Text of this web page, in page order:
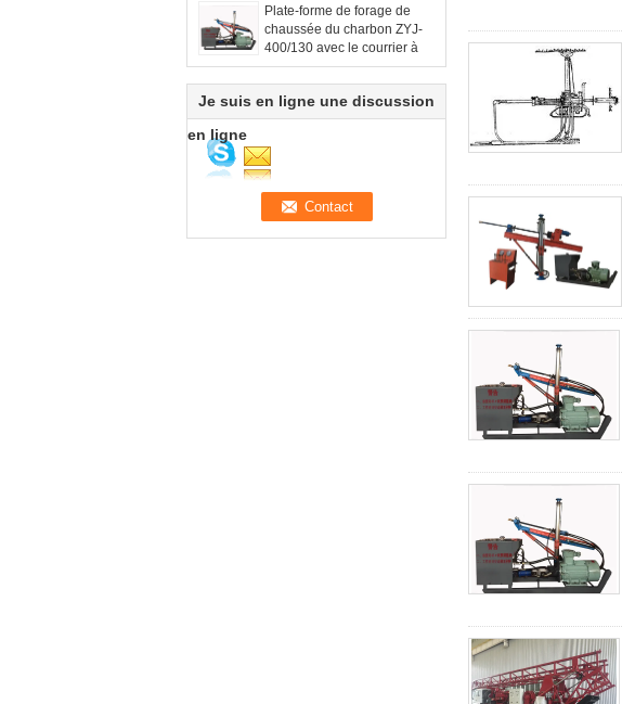
d'enquête
Plate-forme de forage de
chaussée du charbon ZYJ-
400/130 avec le courrier à
forer le trou de profondeur
de 150m et de diamètre de
113mm
Je suis en ligne une discussion
en ligne